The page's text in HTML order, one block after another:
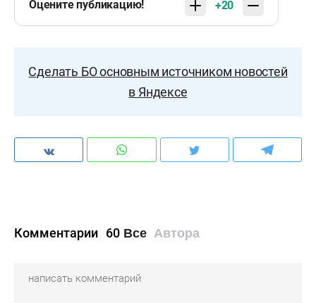
Оцените публикацию! +20
Сделать БО основным источником новостей
в Яндексе
Комментарии 60 Все Автора